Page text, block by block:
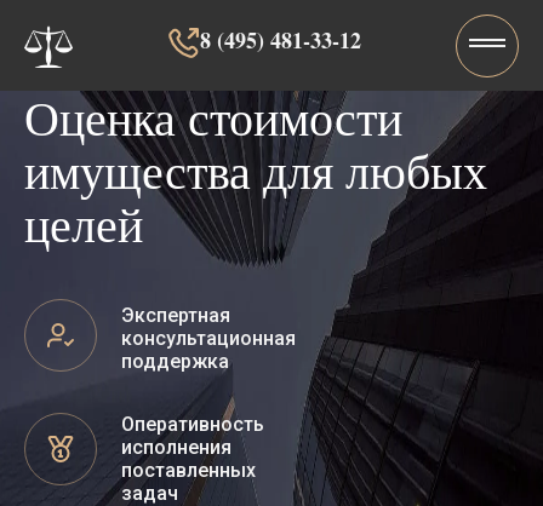
8 (495) 481-33-12‬‬
Оценка стоимости
имущества для любых
целей
Экспертная
консультационная
поддержка
Оперативность
исполнения
поставленных
задач